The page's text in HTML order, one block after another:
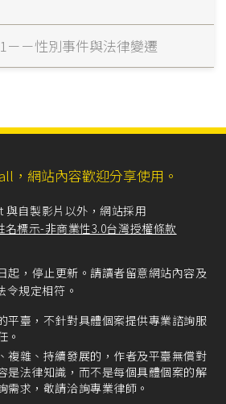
－－性別事件與法律變遷
，網站內容歡迎分享使用。
與自製影片以外，網站採用
名標示-非商業性3.0台灣授權條款
起，停止更新。請讀者留意網站內容及
令規定相符。
平臺，不針對具體個案提供專業諮詢服
。
複雜、持續發展的，作者及平臺無償對
是法律知識，而不是每個具體個案的解
需求，敬請洽詢專業律師。